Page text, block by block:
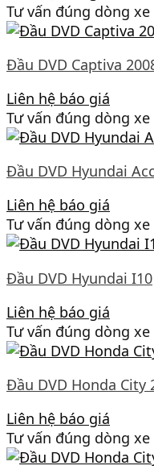
Tư vấn đúng dòng xe
Đầu DVD Captiva
Liên hệ báo giá
Tư vấn đúng dòng xe
Đầu DVD Hyundai
Liên hệ báo giá
Tư vấn đúng dòng xe
Đầu DVD Hyundai I10
Liên hệ báo giá
Tư vấn đúng dòng xe
Đầu DVD Honda City
Liên hệ báo giá
Tư vấn đúng dòng xe